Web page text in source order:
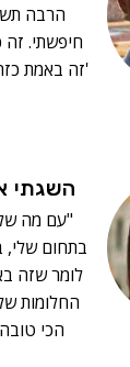
הרבה
חיפשתי.
'זה באמת
השגתי
"עם מה
בתחום שלי,
לומר שזה
החלומות
הכי